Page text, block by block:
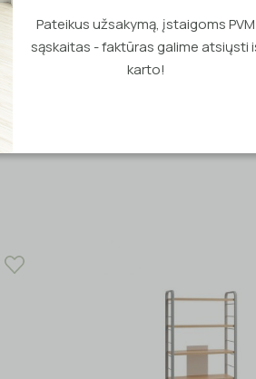
Pateikus užsakymą, įstaigoms PVM
sąskaitas - faktūras galime atsiųsti
karto!